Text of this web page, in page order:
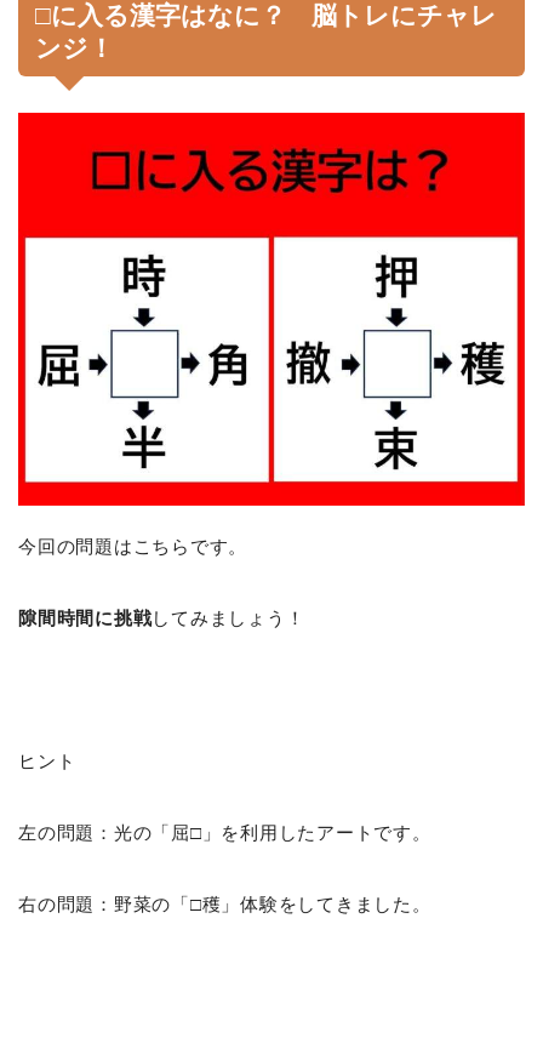
□に入る漢字はなに？ 脳トレにチャレ
ンジ！
今回の問題はこちらです。
隙間時間に挑戦してみましょう！
ヒント
左の問題：光の「屈□」を利用したアートです。
右の問題：野菜の「□穫」体験をしてきました。